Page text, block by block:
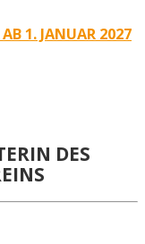
1. JANUAR 2027
DES